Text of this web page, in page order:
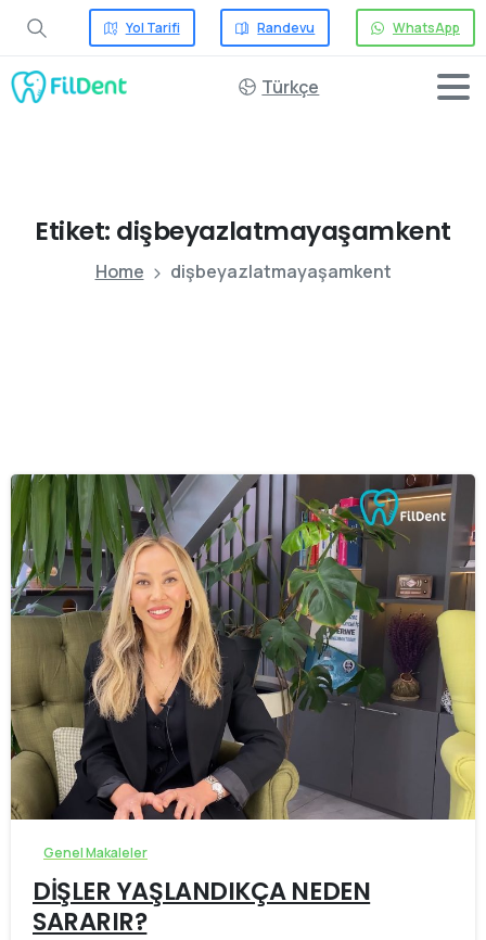
Yol Tarifi Randevu WhatsApp
Türkçe
Etiket: dişbeyazlatmayaşamkent
Home dişbeyazlatmayaşamkent
-
Genel Makaleler
DİŞLER YAŞLANDIKÇA NEDEN
SARARIR?